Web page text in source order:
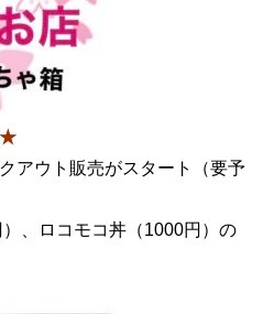
★
アウト販売がスタート（要予
、ロコモコ丼（1000円）の